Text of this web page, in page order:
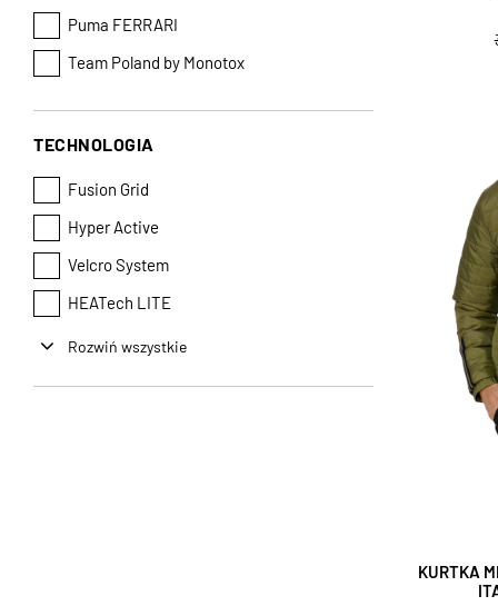
Puma FERRARI
Team Poland by Monotox
TECHNOLOGIA
Fusion Grid
Hyper Active
Velcro System
HEATech LITE
Rozwiń wszystkie
KURTKA